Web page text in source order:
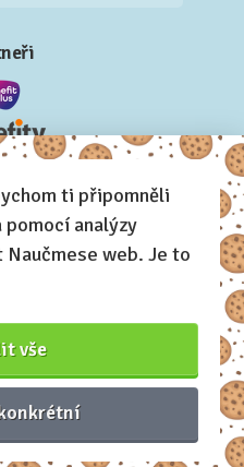
2026.
offline i online.
ti připomněli
analýzy
web. Je to
vše